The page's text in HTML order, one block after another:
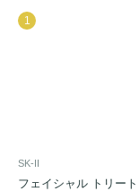
1
SK-II
フェイシャル トリート